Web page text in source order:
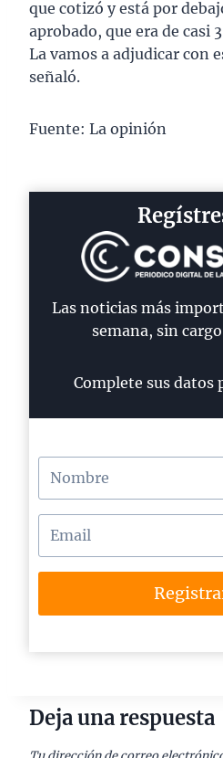
que cotizó y está por
aprobado, que era de casi
La vamos a adjudicar con
señaló.
Fuente: La opinión
Las noticias más
semana, sin
Complete sus datos
Deja una respuesta